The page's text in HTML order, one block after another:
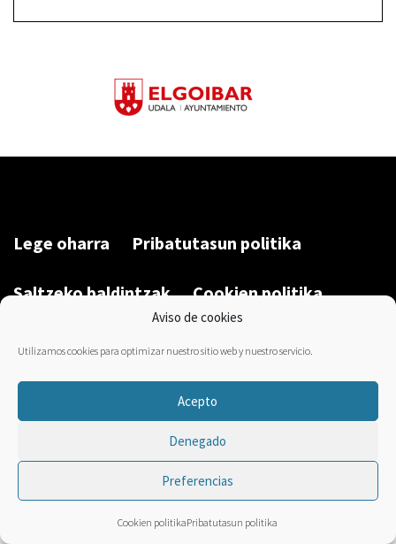
Aviso de cookies
Utilizamos cookies para optimizar nuestro sitio web y nuestro servicio.
Acepto
Denegado
Preferencias
Cookien politikaPribatutasun politika
Lege oharra Pribatutasun politika
Saltzeko baldintzak Cookien politika
Garatu du/Desarrollado por:Bravo Manager2026